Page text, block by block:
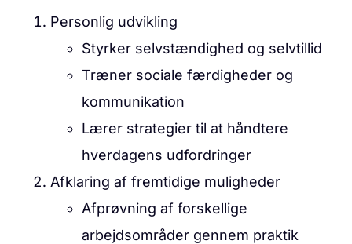
Personlig udvikling
Styrker selvstændighed og selvtillid
Træner sociale færdigheder og
kommunikation
Lærer strategier til at håndtere
hverdagens udfordringer
Afklaring af fremtidige muligheder
Afprøvning af forskellige
arbejdsområder gennem praktik